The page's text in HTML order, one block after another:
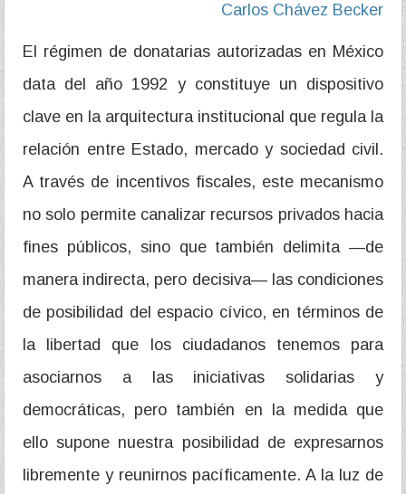
Carlos Chávez Becker
El régimen de donatarias autorizadas en México
data del año 1992 y constituye un dispositivo
clave en la arquitectura institucional que regula la
relación entre Estado, mercado y sociedad civil.
A través de incentivos fiscales, este mecanismo
no solo permite canalizar recursos privados hacia
fines públicos, sino que también delimita —de
manera indirecta, pero decisiva— las condiciones
de posibilidad del espacio cívico, en términos de
la libertad que los ciudadanos tenemos para
asociarnos a las iniciativas solidarias y
democráticas, pero también en la medida que
ello supone nuestra posibilidad de expresarnos
libremente y reunirnos pacíficamente. A la luz de